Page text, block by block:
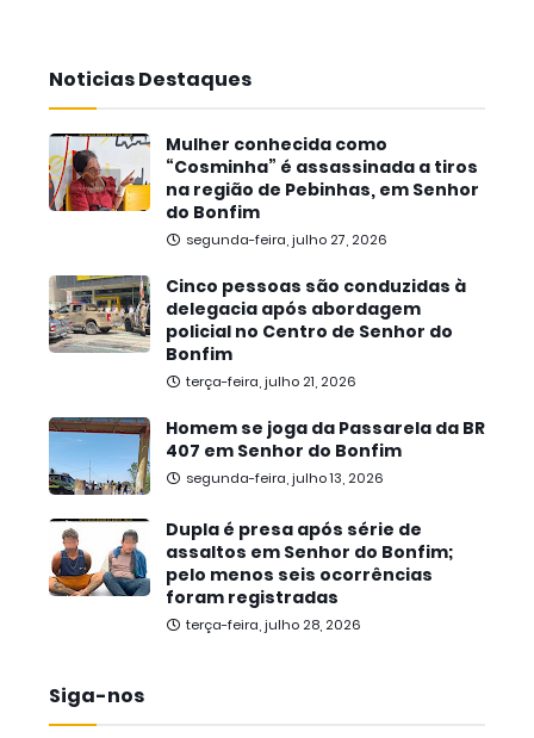
Noticias Destaques
Mulher conhecida como
“Cosminha” é assassinada a tiros
na região de Pebinhas, em Senhor
do Bonfim
segunda-feira, julho 27, 2026
Cinco pessoas são conduzidas à
delegacia após abordagem
policial no Centro de Senhor do
Bonfim
terça-feira, julho 21, 2026
Homem se joga da Passarela da BR
407 em Senhor do Bonfim
segunda-feira, julho 13, 2026
Dupla é presa após série de
assaltos em Senhor do Bonfim;
pelo menos seis ocorrências
foram registradas
terça-feira, julho 28, 2026
Siga-nos